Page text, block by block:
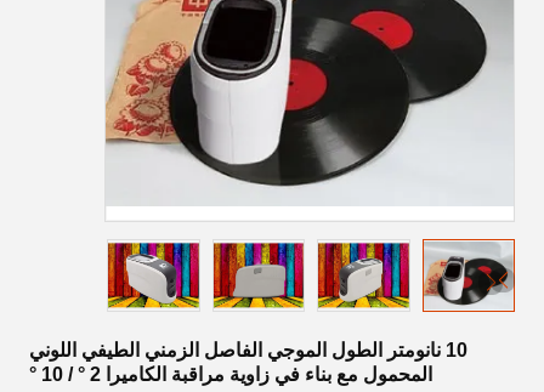
10 نانومتر الطول الموجي الفاصل الزمني الطيفي اللوني
المحمول مع بناء في زاوية مراقبة الكاميرا 2 ° / 10 °